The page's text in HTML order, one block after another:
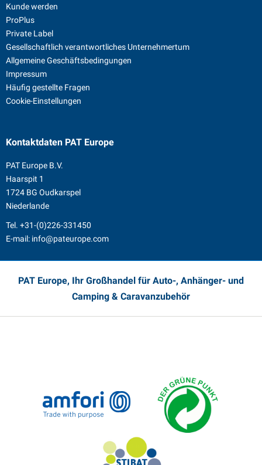
Kunde werden
ProPlus
Private Label
Gesellschaftlich verantwortliches Unternehmertum
Allgemeine Geschäftsbedingungen
Impressum
Häufig gestellte Fragen
Cookie-Einstellungen
Kontaktdaten PAT Europe
PAT Europe B.V.
Haarspit 1
1724 BG Oudkarspel
Niederlande
Tel. +31-(0)226-331450
E-mail: info@pateurope.com
PAT Europe, Ihr Großhandel für Auto-, Anhänger- und
Camping & Caravanzubehör